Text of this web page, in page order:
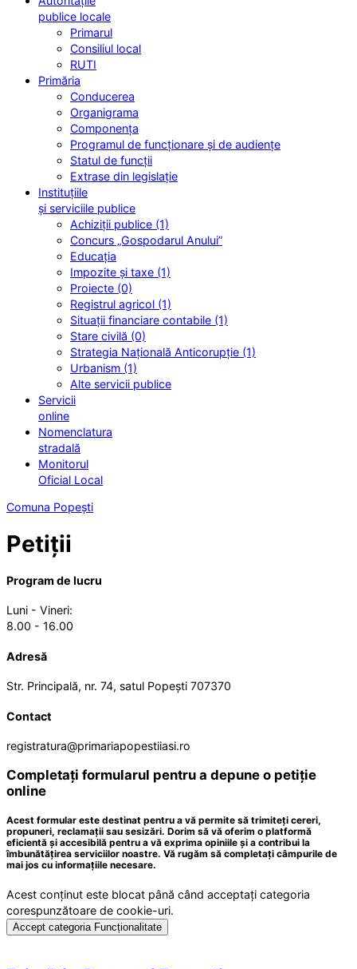
publice locale
Primarul
Consiliul local
RUTI
Primăria
Conducerea
Organigrama
Componența
Programul de funcționare și de audiențe
Statul de funcții
Extrase din legislație
Instituțiile
și serviciile publice
Achiziții publice (1)
Concurs „Gospodarul Anului”
Educația
Impozite și taxe (1)
Proiecte (0)
Registrul agricol (1)
Situații financiare contabile (1)
Stare civilă (0)
Strategia Națională Anticorupție (1)
Urbanism (1)
Alte servicii publice
Servicii
online
Nomenclatura
stradală
Monitorul
Oficial Local
Comuna Popești
Petiții
Program de lucru
Luni - Vineri:
8.00 - 16.00
Adresă
Str. Principală, nr. 74, satul Popești 707370
Contact
registratura@primariapopestiiasi.ro
Completați formularul pentru a depune o petiție
online
Acest formular este destinat pentru a vă permite să trimiteți cereri,
propuneri, reclamații sau sesizări. Dorim să vă oferim o platformă
eficientă și accesibilă pentru a vă exprima opiniile și a contribui la
îmbunătățirea serviciilor noastre. Vă rugăm să completați câmpurile de
mai jos cu informațiile necesare.
Acest conținut este blocat până când acceptați categoria
corespunzătoare de cookie-uri.
Accept categoria Funcționalitate